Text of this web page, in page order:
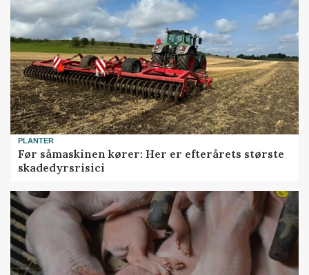
PLANTER
Før såmaskinen kører: Her er efterårets største
skadedyrsrisici